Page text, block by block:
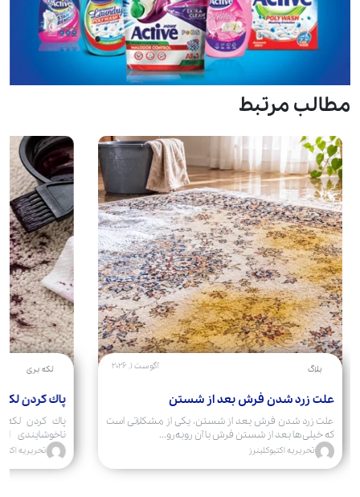
مطالب مرتبط
بلاگ آگوست 1, 2026
علت زرد شدن فرش بعد از شستن
علت زرد شدن فرش بعد از شستن، یکی از مشکلاتی است
که خیلی‌ها بعد از شستن فرش با آن روبه‌رو...
تحریریه اکتیوکلینرز
لکه بری
پاك كردن
پاك كردن
ناخوشایندی
کرده‌اند....
تحریریه